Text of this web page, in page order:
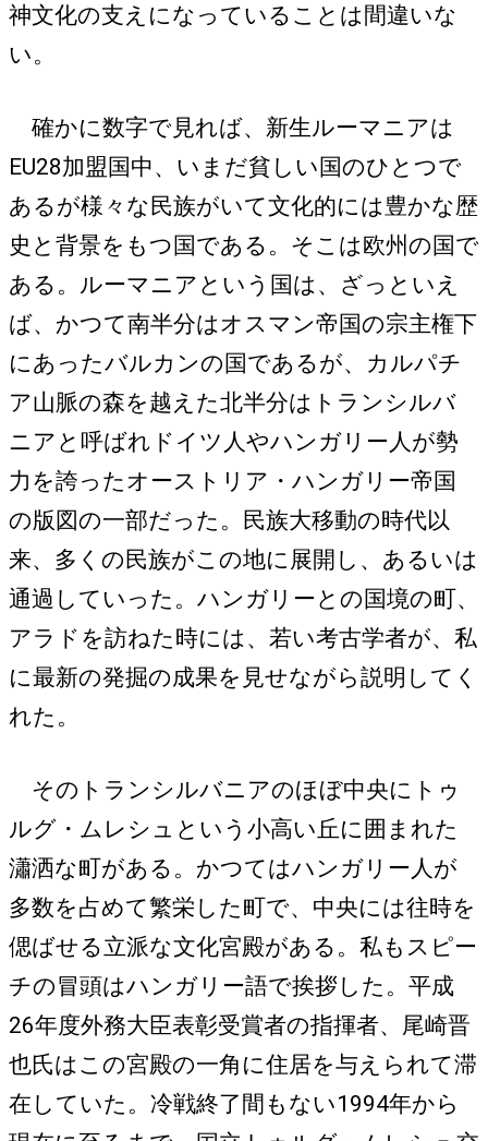
神文化の支えになっていることは間違いな
い。
確かに数字で見れば、新生ルーマニアは
EU28加盟国中、いまだ貧しい国のひとつで
あるが様々な民族がいて文化的には豊かな歴
史と背景をもつ国である。そこは欧州の国で
ある。ルーマニアという国は、ざっといえ
ば、かつて南半分はオスマン帝国の宗主権下
にあったバルカンの国であるが、カルパチ
ア山脈の森を越えた北半分はトランシルバ
ニアと呼ばれドイツ人やハンガリー人が勢
力を誇ったオーストリア・ハンガリー帝国
の版図の一部だった。民族大移動の時代以
来、多くの民族がこの地に展開し、あるいは
通過していった。ハンガリーとの国境の町、
アラドを訪ねた時には、若い考古学者が、私
に最新の発掘の成果を見せながら説明してく
れた。
そのトランシルバニアのほぼ中央にトゥ
ルグ・ムレシュという小高い丘に囲まれた
瀟洒な町がある。かつてはハンガリー人が
多数を占めて繁栄した町で、中央には往時を
偲ばせる立派な文化宮殿がある。私もスピー
チの冒頭はハンガリー語で挨拶した。平成
26年度外務大臣表彰受賞者の指揮者、尾崎晋
也氏はこの宮殿の一角に住居を与えられて滞
在していた。冷戦終了間もない1994年から